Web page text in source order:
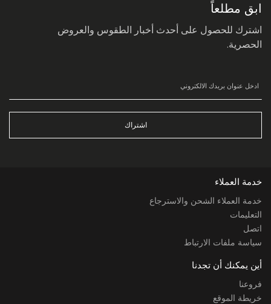
ابق مطلعاً
اشترك للحصول على أحدث أخبار الطقوس والعروض
الحصرية.
اشتراك
خدمة العملاء
خدمة العملاء الشحن والاسترجاع
التعليمات
اتصل
سياسة ملفات الارتباط
أين يمكنك أن تجدنا
فروعنا
خريطة الموقع